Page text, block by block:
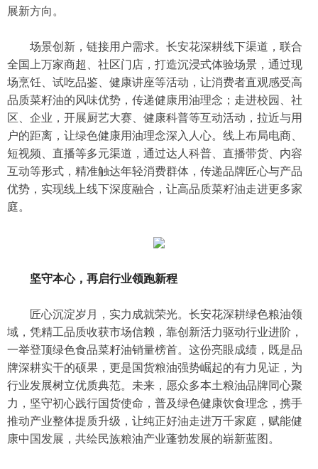
展新方向。
场景创新，链接用户需求。长安花深耕线下渠道，联合
全国上万家商超、社区门店，打造沉浸式体验场景，通过现
场烹饪、试吃品鉴、健康讲座等活动，让消费者直观感受高
品质菜籽油的风味优势，传递健康用油理念；走进校园、社
区、企业，开展厨艺大赛、健康科普等互动活动，拉近与用
户的距离，让绿色健康用油理念深入人心。线上布局电商、
短视频、直播等多元渠道，通过达人科普、直播带货、内容
互动等形式，精准触达年轻消费群体，传递品牌匠心与产品
优势，实现线上线下深度融合，让高品质菜籽油走进更多家
庭。
坚守本心，再启行业领跑新程
匠心沉淀岁月，实力成就荣光。长安花深耕绿色粮油领
域，凭精工品质收获市场信赖，靠创新活力驱动行业进阶，
一举登顶绿色食品菜籽油销量榜首。这份亮眼成绩，既是品
牌深耕实干的硕果，更是国货粮油强势崛起的有力见证，为
行业发展树立优质典范。未来，愿众多本土粮油品牌同心聚
力，坚守初心践行国货使命，普及绿色健康饮食理念，携手
推动产业整体提质升级，让纯正好油走进万千家庭，赋能健
康中国发展，共绘民族粮油产业蓬勃发展的崭新蓝图。